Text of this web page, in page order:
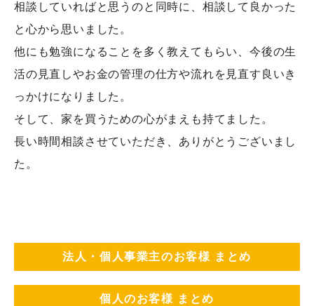
相談していればと思うのと同時に、相談して良かった
と心から思いました。
他にも勉強になることを多く教えてもらい、今後の生
活の見直しやお金の管理の仕方や流れを見直す良いき
っかけになりました。
そして、家を買うための心がまえも持てました。
長い時間相談させていただき、ありがとうございまし
た。
法人・個人事業主のお客様 まとめ
個人のお客様 まとめ